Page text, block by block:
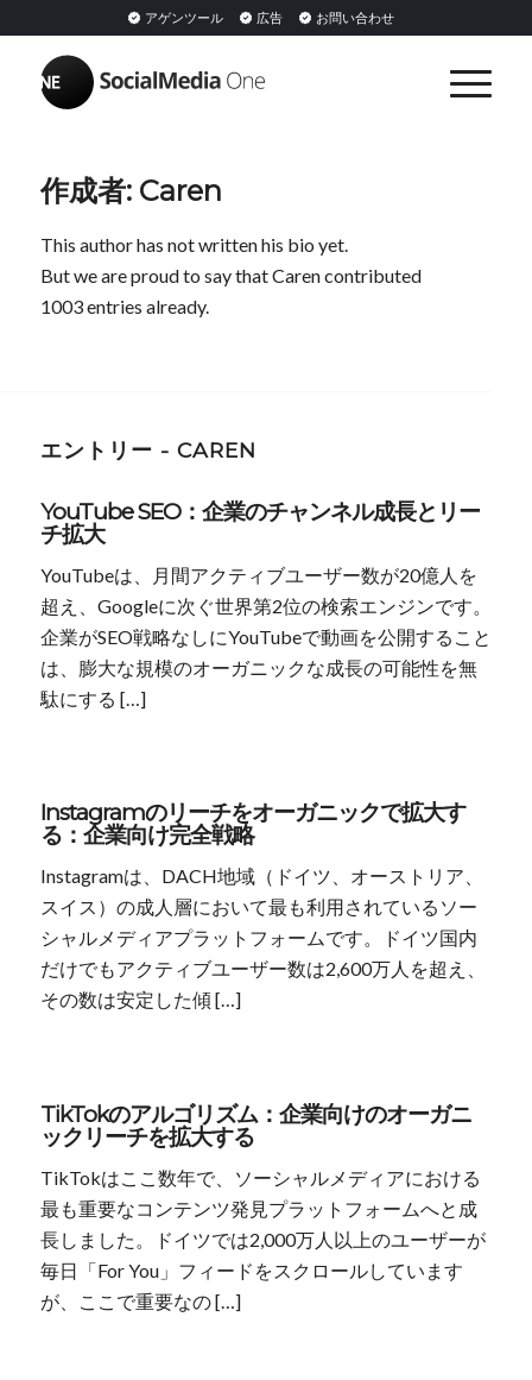
アゲンツール 広告 お問い合わせ
作成者: Caren
This author has not written his bio yet.
But we are proud to say thatCarencontributed
1003 entries already.
エントリー - CAREN
YouTube SEO：企業のチャンネル成長とリー
チ拡大
YouTubeは、月間アクティブユーザー数が20億人を
超え、Googleに次ぐ世界第2位の検索エンジンです。
企業がSEO戦略なしにYouTubeで動画を公開すること
は、膨大な規模のオーガニックな成長の可能性を無
駄にする […]
Instagramのリーチをオーガニックで拡大す
る：企業向け完全戦略
Instagramは、DACH地域（ドイツ、オーストリア、
スイス）の成人層において最も利用されているソー
シャルメディアプラットフォームです。ドイツ国内
だけでもアクティブユーザー数は2,600万人を超え、
その数は安定した傾 […]
TikTokのアルゴリズム：企業向けのオーガニ
ックリーチを拡大する
TikTokはここ数年で、ソーシャルメディアにおける
最も重要なコンテンツ発見プラットフォームへと成
長しました。ドイツでは2,000万人以上のユーザーが
毎日「For You」フィードをスクロールしています
が、ここで重要なの […]